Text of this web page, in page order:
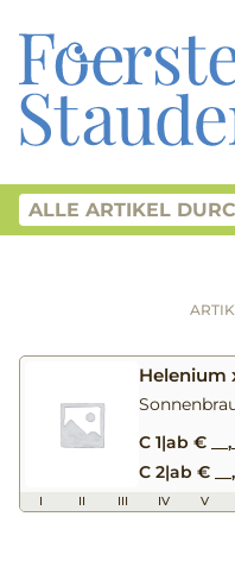
Helenium
C 1|ab €
C 2|ab €
I II III IV V